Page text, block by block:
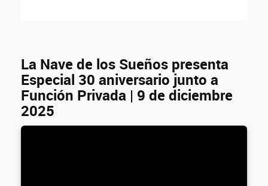
La Nave de los Sueños presenta
Especial 30 aniversario junto a
Función Privada | 9 de diciembre
2025